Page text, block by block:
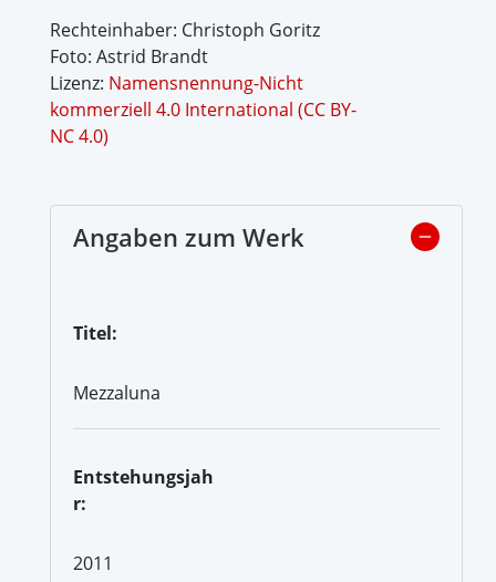
Rechteinhaber: Christoph Goritz
Foto: Astrid Brandt
Lizenz: Namensnennung-Nicht
kommerziell 4.0 International (CC BY-
NC 4.0)
Angaben zum Werk
Titel:
Mezzaluna
Entstehungsjah
r:
2011